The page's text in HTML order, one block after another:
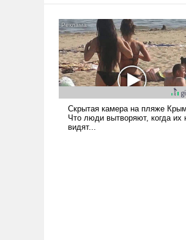
ударами судьбы, брать на себя
ответственность, помогать
слабым, идти вперед и
адаптироваться.